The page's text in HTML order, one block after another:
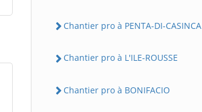
Chantier pro à PENTA-DI-CASINCA
Chantier pro à L'ILE-ROUSSE
Chantier pro à BONIFACIO